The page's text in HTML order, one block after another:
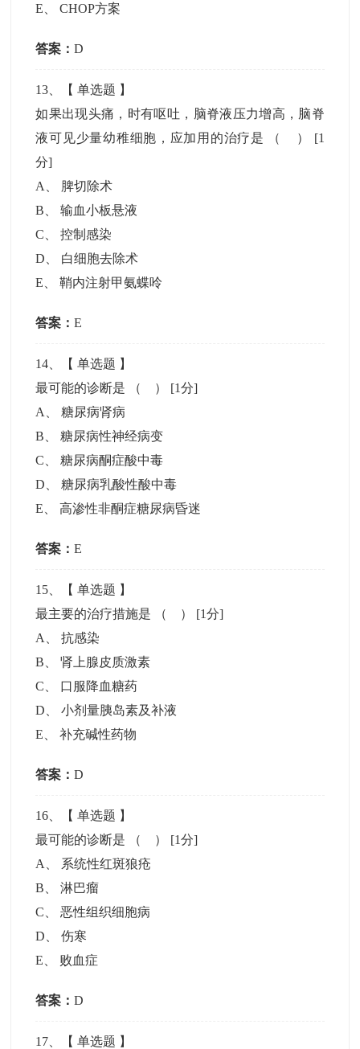
E 、CHOP方案
答案：D
13 、【单选题 】
如果出现头痛，时有呕吐，脑脊液压力增高，脑脊
液可见少量幼稚细胞，应加用的治疗是 （ ） [1
分]
A
脾切除术
B 、输血小板悬液
C 、控制感染
D
白细胞去除术
E 、鞘内注射甲氨蝶呤
答案：E
14 、【单选题 】
最可能的诊断是 （ ） [1分]
A
、糖尿病肾病
B 、糖尿病性神经病变
C 、糖尿病酮症酸中毒
D 、糖尿病乳酸性酸中毒
E 、高渗性非酮症糖尿病昏迷
答案：E
15 、【单选题 】
最主要的治疗措施是 （ ） [1分]
A
、抗感染
B 、肾上腺皮质激素
C
口服降血糖药
D 、小剂量胰岛素及补液
E 、补充碱性药物
答案：D
16 、【单选题 】
最可能的诊断是 （ ） [1分]
A
系统性红斑狼疮
B 、淋巴瘤
C 、恶性组织细胞病
D 、伤寒
E
败血症
答案：D
17 、【单选题 】